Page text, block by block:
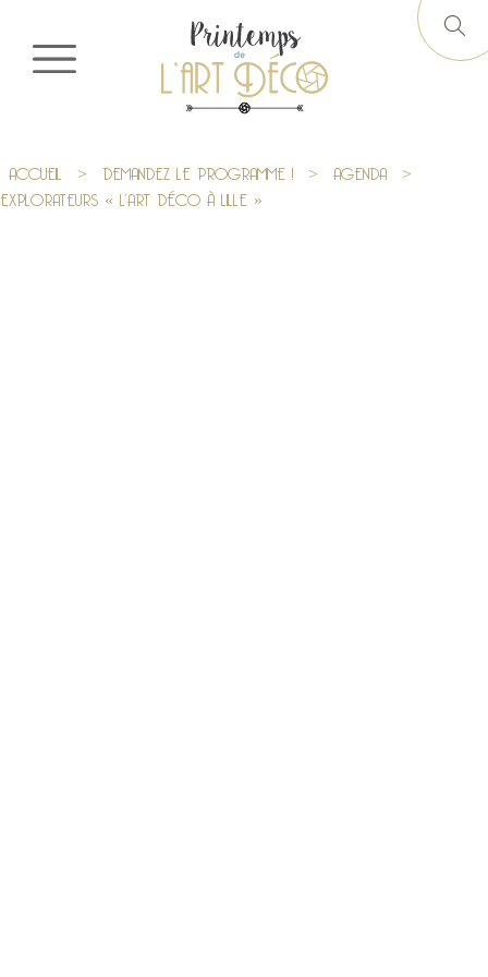
ACCUEIL > DEMANDEZ LE PROGRAMME ! > AGENDA >
EXPLORATEURS « L’ART DÉCO À LILLE »